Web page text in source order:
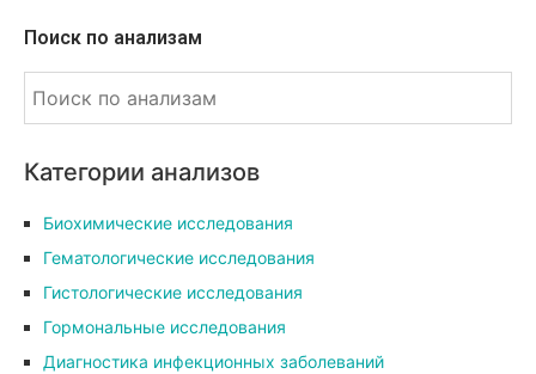
Поиск по анализам
Категории анализов
Биохимические исследования
Гематологические исследования
Гистологические исследования
Гормональные исследования
Диагностика инфекционных заболеваний